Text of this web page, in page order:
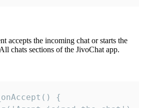
accepts the incoming chat or starts the
chats sections of the JivoChat app.
{